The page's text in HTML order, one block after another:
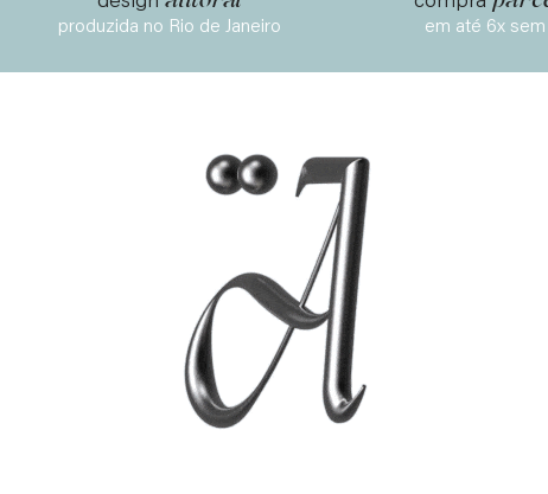
produzida no Rio de Janeiro em até 6x sem